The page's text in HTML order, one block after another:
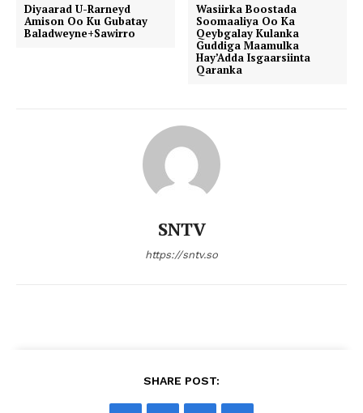
Diyaarad U-Rarneyd
Amison Oo Ku Gubatay
Baladweyne+Sawirro
Wasiirka Boostada
Soomaaliya Oo Ka
Qeybgalay Kulanka
Guddiga Maamulka
Hay’Adda Isgaarsiinta
Qaranka
SNTV
https://sntv.so
SHARE POST: